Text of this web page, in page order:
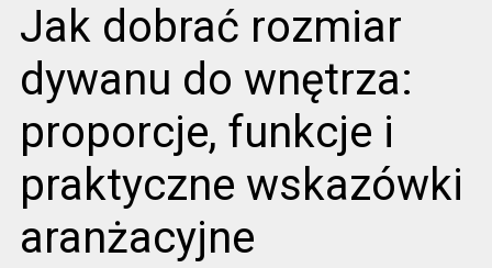
Jak dobrać rozmiar
dywanu do wnętrza:
proporcje, funkcje i
praktyczne wskazówki
aranżacyjne